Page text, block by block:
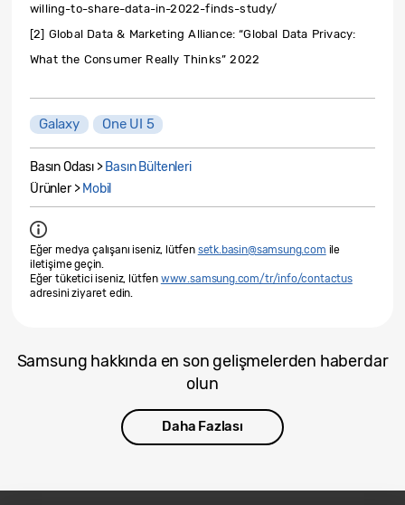
willing-to-share-data-in-2022-finds-study/
[2] Global Data & Marketing Alliance: “Global Data Privacy:
What the Consumer Really Thinks” 2022
Galaxy One UI 5
Basın Odası > Basın Bültenleri
Ürünler > Mobil
Eğer medya çalışanı iseniz, lütfen setk.basin@samsung.com ile
iletişime geçin.
Eğer tüketici iseniz, lütfen www.samsung.com/tr/info/contactus
adresini ziyaret edin.
Samsung hakkında en son gelişmelerden haberdar
olun
Daha Fazlası